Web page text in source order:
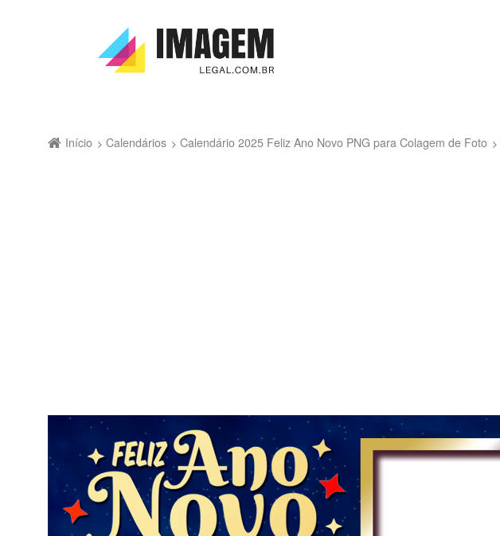
Início Calendários Calendário 2025 Feliz Ano Novo PNG para Colagem de Foto